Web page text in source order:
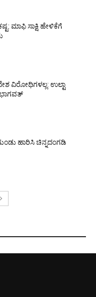
ಮಾಫಿ ಸಾಕ್ಷಿ ಹೇಳಿಕೆಗೆ
ವಿರೋಧಿಗಳಲ್ಲ: ಉಲ್ಟಾ
ಹಾರಿಸಿ ಚಿನ್ನದಂಗಡಿ